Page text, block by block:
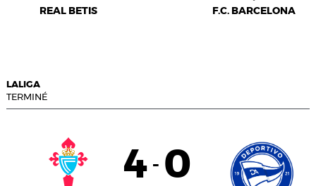
REAL BETIS F.C. BARCELONA
LALIGA
TERMINÉ
4 - 0